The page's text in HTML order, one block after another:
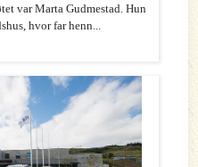
var Marta Gudmestad. Hun
hvor far henn...